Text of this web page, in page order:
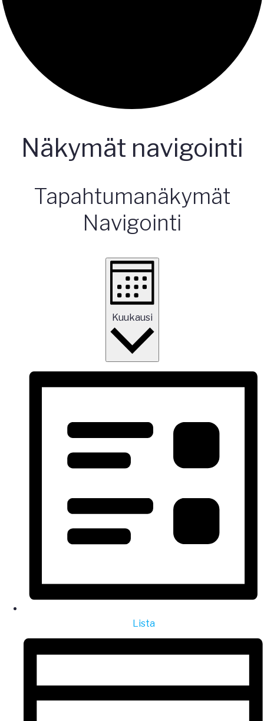
Tapahtumat
Näkymät navigointi
Tapahtumanäkymät
Navigointi
Kuukausi
Lista